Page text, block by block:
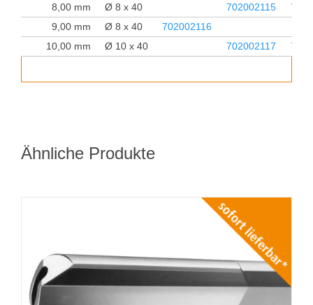
8,00 mm
Ø 8 x 40 702002115
9,00 mm
Ø 8 x 40
702002116
10,00 mm
Ø 10 x 40 702002117
Ähnliche Produkte